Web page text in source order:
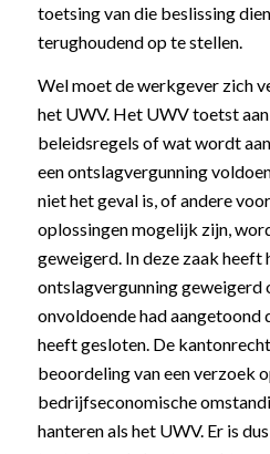
toetsing van die beslissing
terughoudend op te stellen.
Wel moet de werkgever zich
het UWV. Het UWV toetst
beleidsregels of wat wordt
een ontslagvergunning
niet het geval is, of andere
oplossingen mogelijk zijn,
geweigerd. In deze zaak heeft
ontslagvergunning geweigerd
onvoldoende had aangetoond
heeft gesloten. De
beoordeling van een verzoek
bedrijfseconomische
hanteren als het UWV. Er is